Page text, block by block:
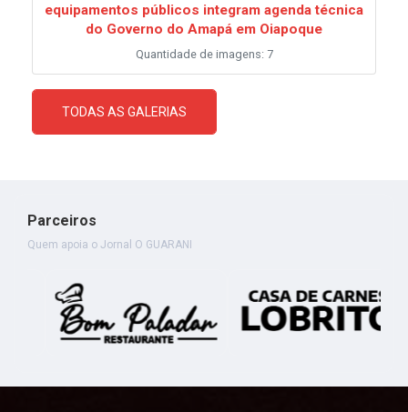
equipamentos públicos integram agenda técnica
do Governo do Amapá em Oiapoque
Quantidade de imagens: 7
TODAS AS GALERIAS
Parceiros
Quem apoia o Jornal O GUARANI